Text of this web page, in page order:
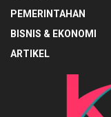
PEMERINTAHAN
BISNIS & EKONOMI
ARTIKEL